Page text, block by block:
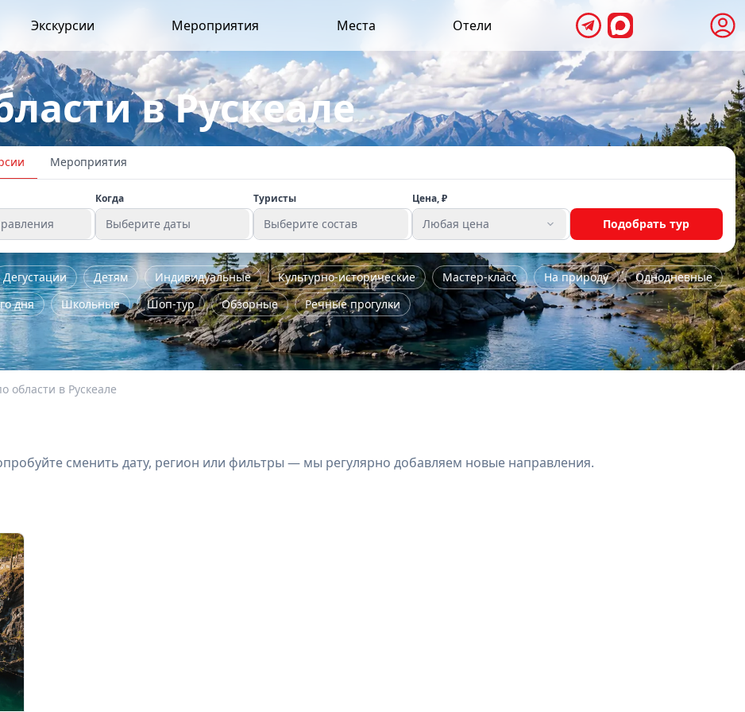
Экскурсии Мероприятия Места Отели
в Рускеале
Мероприятия
Когда
Выберите даты
Туристы
Выберите состав
Цена, ₽
Любая цена Подобрать тур
Дегустации Детям Индивидуальные Культурно-исторические Мастер-класс На природу
Однодневные
дня Школьные Шоп-тур Обзорные Речные прогулки
области в Рускеале
сменить дату, регион или фильтры — мы регулярно добавляем новые направления.